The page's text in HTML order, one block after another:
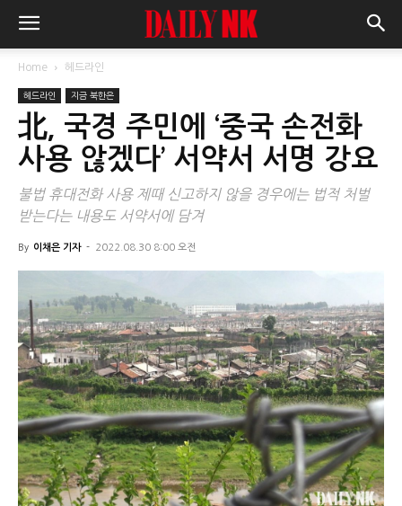
Home 헤드라인
헤드라인 지금 북한은
北, 국경 주민에 ‘중국 손전화
사용 않겠다’ 서약서 서명 강요
불법 휴대전화 사용 제때 신고하지 않을 경우에는 법적 처벌
받는다는 내용도 서약서에 담겨
By 이채은 기자 - 2022.08.30 8:00 오전